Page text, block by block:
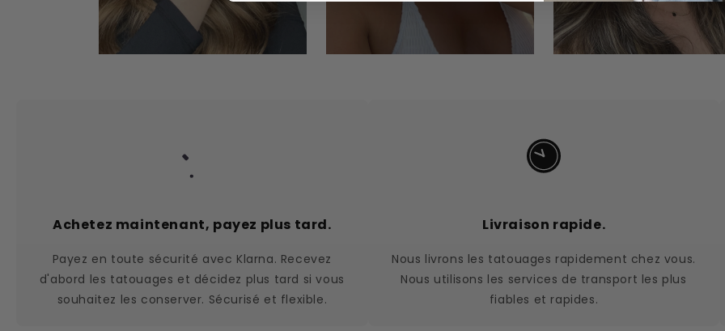
Achetez maintenant, payez plus tard.
Payez en toute sécurité avec Klarna. Recevez
d'abord les tatouages et décidez plus tard si vous
souhaitez les conserver. Sécurisé et flexible.
Livraison rapide.
Nous livrons les tatouages rapidement chez vous.
Nous utilisons les services de transport les plus
fiables et rapides.